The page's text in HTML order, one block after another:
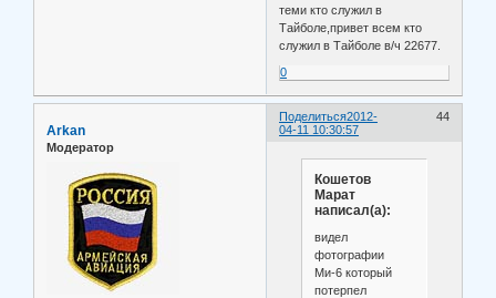
теми кто служил в
Тайболе,привет всем кто
служил в Тайболе в/ч 22677.
0
Поделиться 44
2012-
04-11 10:30:57
Arkan
Модератор
Кошетов
Марат
написал(а):
видел
фотографии
Ми-6 который
потерпел